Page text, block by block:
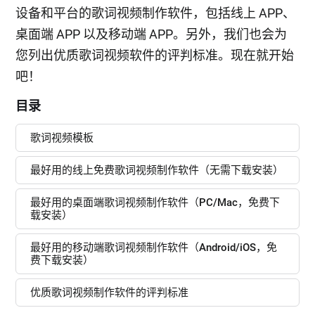
设备和平台的歌词视频制作软件，包括线上 APP、
桌面端 APP 以及移动端 APP。另外，我们也会为
您列出优质歌词视频软件的评判标准。现在就开始
吧！
目录
歌词视频模板
最好用的线上免费歌词视频制作软件（无需下载安装）
最好用的桌面端歌词视频制作软件（PC/Mac，免费下
载安装）
最好用的移动端歌词视频制作软件（Android/iOS，免
费下载安装）
优质歌词视频制作软件的评判标准